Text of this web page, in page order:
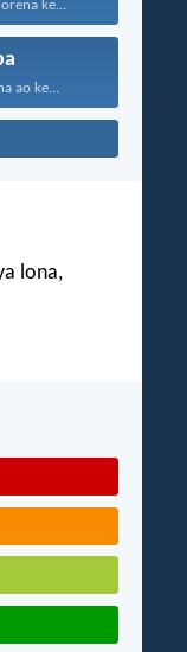
ke...
ao ke...
lona,